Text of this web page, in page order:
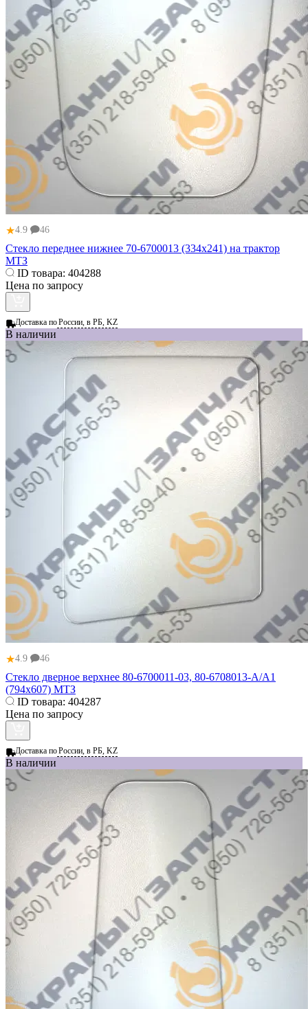
★4.9 46
Стекло переднее нижнее 70-6700013 (334х241) на трактор
МТЗ
ID товара: 404288
Цена по запросу
Доставка поРоссии, в РБ, KZ
В наличии
★4.9 46
Стекло дверное верхнее 80-6700011-03, 80-6708013-А/А1
(794х607) МТЗ
ID товара: 404287
Цена по запросу
Доставка поРоссии, в РБ, KZ
В наличии